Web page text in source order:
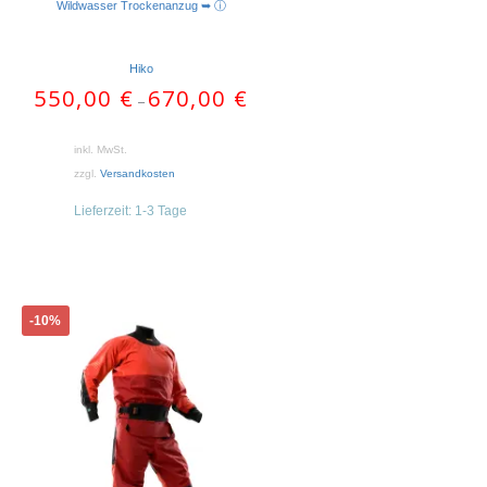
Wildwasser Trockenanzug ➥ ⓘ
Hiko
550,00 € – 670,00 €
inkl. MwSt.
zzgl. Versandkosten
Lieferzeit: 1-3 Tage
-10%
Dieses
Produkt